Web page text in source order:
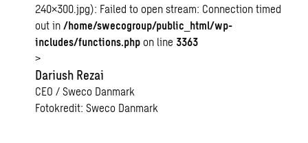
240×300.jpg): Failed to open stream: Connection timed
out in/home/swecogroup/public_html/wp-
includes/functions.php on line 3363
>
Dariush Rezai
CEO / Sweco Danmark
Fotokredit: Sweco Danmark